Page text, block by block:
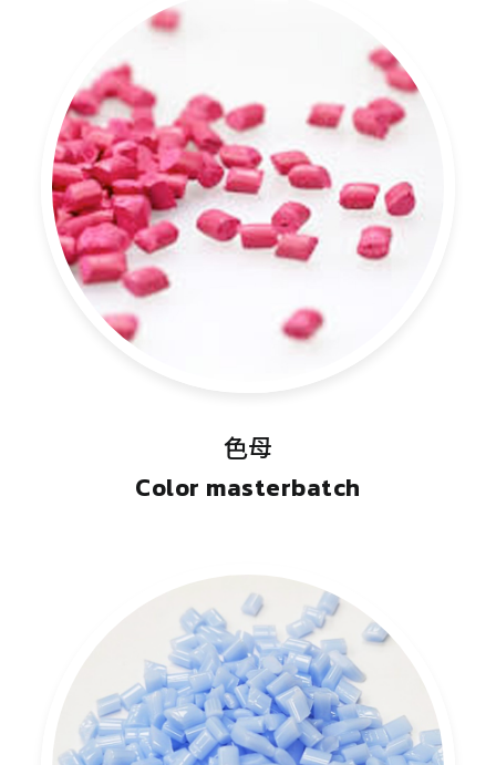
色母
Color masterbatch